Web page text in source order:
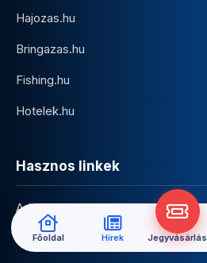
Hajozas.hu
Bringazas.hu
Fishing.hu
Hotelek.hu
Hasznos linkek
Adatkezelési nyilatkozat
Impresszum
Főoldal Hírek Jegyvásárlás